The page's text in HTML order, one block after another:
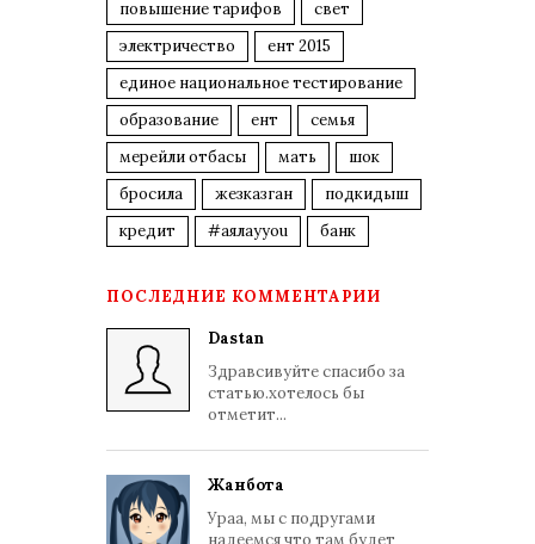
повышение тарифов
свет
электричество
ент 2015
единое национальное тестирование
образование
ент
семья
мерейли отбасы
мать
шок
бросила
жезказган
подкидыш
кредит
#аялауyou банк
ПОСЛЕДНИЕ КОММЕНТАРИИ
Dastan
Здравсивуйте спасибо за
статью.хотелось бы
отметит...
Жанбота
Ураа, мы с подругами
надеемся что там будет